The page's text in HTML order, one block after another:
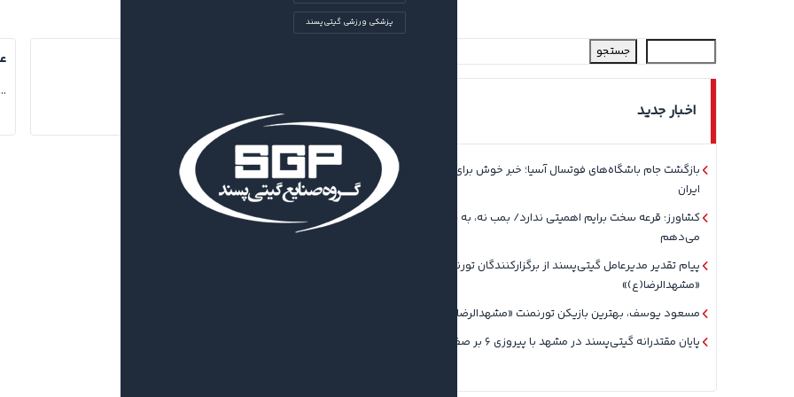
پزشکی ورزشی گیتی‌پسند
۱۴۰۴/۰۷/۰۵
...
Chairman of the Board
جستجو
اخبار جدید
بازگشت جام باشگاه‌های فوتسال آسیا؛ خبر خوش برای فوتسال
ایران
کشاورز: قرعه سخت برایم اهمیتی ندارد/ بمب نه، به جوان‌ها بها
می‌دهم
پیام تقدیر مدیرعامل گیتی‌پسند از برگزارکنندگان تورنمنت
«مشهدالرضا(ع)»
مسعود یوسف، بهترین بازیکن تورنمنت «مشهدالرضا(ع)» شد
پایان مقتدرانه گیتی‌پسند در مشهد با پیروزی ۶ بر صفر